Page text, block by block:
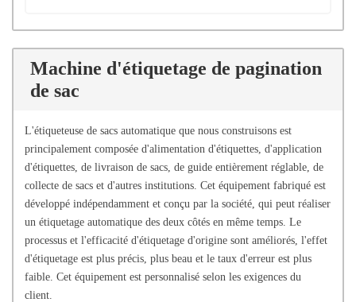
Machine d'étiquetage de pagination
de sac
L'étiqueteuse de sacs automatique que nous construisons est
principalement composée d'alimentation d'étiquettes, d'application
d'étiquettes, de livraison de sacs, de guide entièrement réglable, de
collecte de sacs et d'autres institutions. Cet équipement fabriqué est
développé indépendamment et conçu par la société, qui peut réaliser
un étiquetage automatique des deux côtés en même temps. Le
processus et l'efficacité d'étiquetage d'origine sont améliorés, l'effet
d'étiquetage est plus précis, plus beau et le taux d'erreur est plus
faible. Cet équipement est personnalisé selon les exigences du
client.